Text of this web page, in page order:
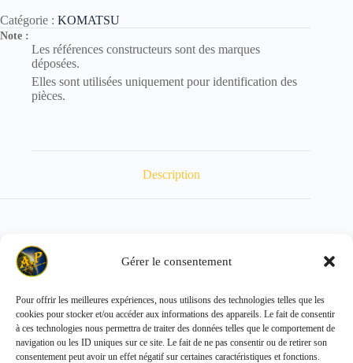
Gérer le consentement
Pour offrir les meilleures expériences, nous utilisons des technologies telles que les
cookies pour stocker et/ou accéder aux informations des appareils. Le fait de consentir
à ces technologies nous permettra de traiter des données telles que le comportement de
navigation ou les ID uniques sur ce site. Le fait de ne pas consentir ou de retirer son
consentement peut avoir un effet négatif sur certaines caractéristiques et fonctions.
Catégorie : KOMATSU
Note :
Les références constructeurs sont des marques
déposées.
Elles sont utilisées uniquement pour identification des
pièces.
Description
POIDS : 0.330 kg
Copyright © 2026 - ALL PARTS FRANCE SAS